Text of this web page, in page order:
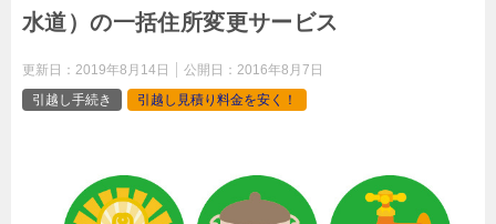
水道）の一括住所変更サービス
更新日： 2019年8月14日 公開日： 2016年8月7日
引越し手続き
引越し見積り料金を安く！